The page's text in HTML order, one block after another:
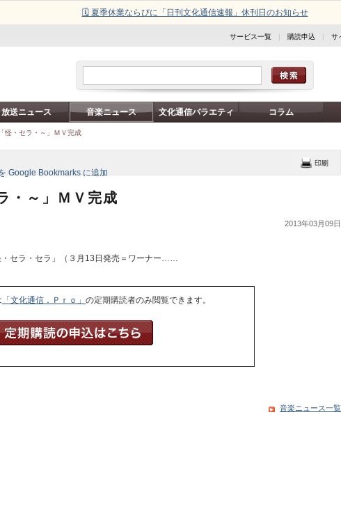
🗓️ 夏季休業ならびに「日刊文化通信速報」休刊日のお知らせ
サービス一覧 | 購読申込 | サ
放送ニュース 音楽ニュース 文化通信バラエティ コラム
怪・セラ・～」ＭＶ完成
・～」ＭＶ完成
2013年03月09日
セラ・セラ」（３月13日発売＝ワーナー……
「文化通信．Ｐｒｏ」 の定期購読者のみ閲覧できます。
音楽ニュース一覧